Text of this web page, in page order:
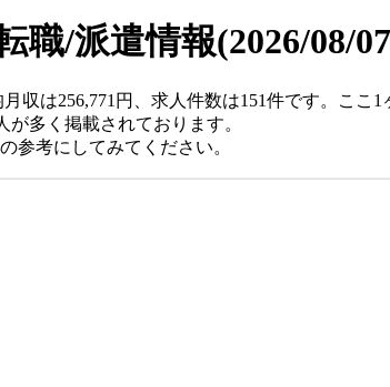
職/派遣情報(2026/08/
は256,771円、求人件数は151件です。ここ1
多く掲載されております。
参考にしてみてください。